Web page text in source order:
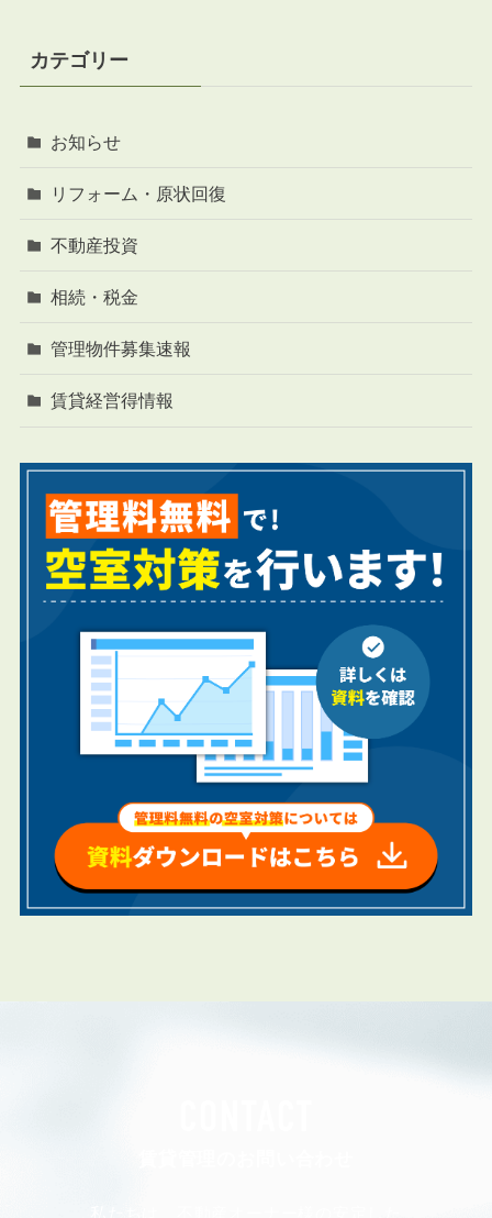
カテゴリー
お知らせ
リフォーム・原状回復
不動産投資
相続・税金
管理物件募集速報
賃貸経営得情報